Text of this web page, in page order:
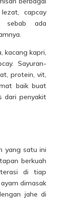
capcay
sebab ada
kacang kapri,
Sayuran-
protein, vit,
baik buat
dari penyakit
yang satu ini
berkuah
di tiap
dimasak
jahe di